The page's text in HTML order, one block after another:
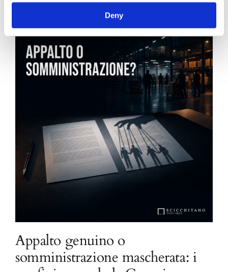
Deny
News.
Appalto genuino o
somministrazione mascherata: i